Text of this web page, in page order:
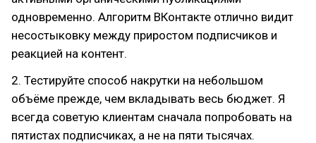
одновременно. Алгоритм ВКонтакте отлично видит
несостыковку между приростом подписчиков и
реакцией на контент.
2. Тестируйте способ накрутки на небольшом
объёме прежде, чем вкладывать весь бюджет. Я
всегда советую клиентам сначала попробовать на
пятистах подписчиках, а не на пяти тысячах.